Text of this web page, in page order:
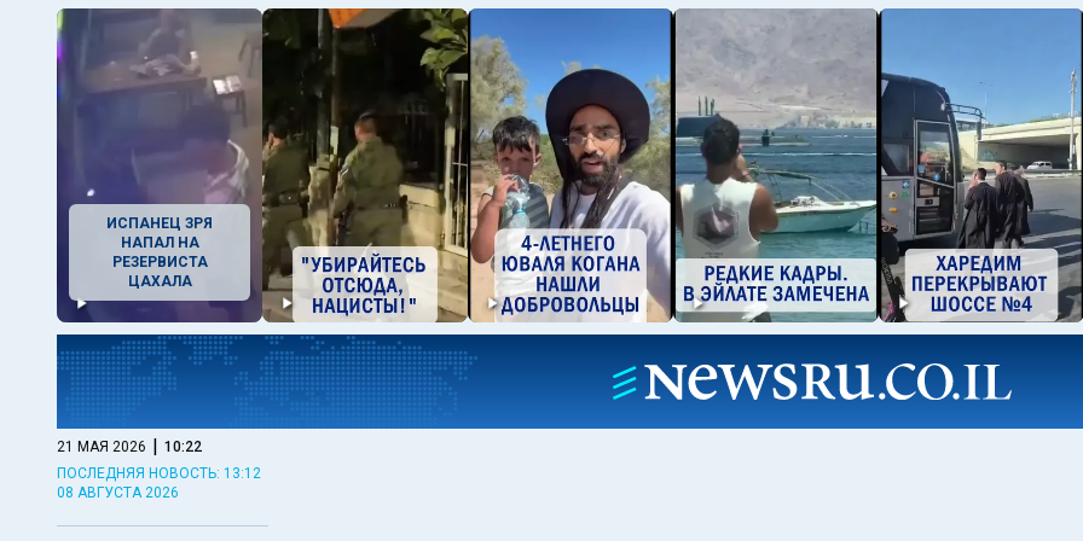
ИСПАНЕЦ ЗРЯ
НАПАЛ НА
РЕЗЕРВИСТА
ЦАХАЛА
21 МАЯ 2026 | 10:22
ПОСЛЕДНЯЯ НОВОСТЬ: 13:12
08 АВГУСТА 2026